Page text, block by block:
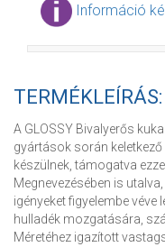
Információ
TERMÉKLEÍRÁS:
A GLOSSY Bivalyerős
gyártások során
készülnek, támogatva
Megnevezésében is
igényeket figyelembe
hulladék mozgatására,
Méretéhez igazított